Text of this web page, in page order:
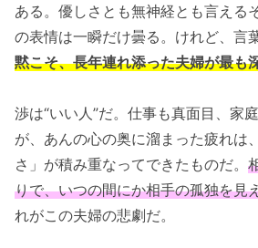
ある。優しさとも無神経とも言える
の表情は一瞬だけ曇る。けれど、言
黙こそ、長年連れ添った夫婦が最も
渉は“いい人”だ。仕事も真面目、家
が、あんの心の奥に溜まった疲れは
さ」が積み重なってできたものだ。
りで、いつの間にか相手の孤独を見
れがこの夫婦の悲劇だ。